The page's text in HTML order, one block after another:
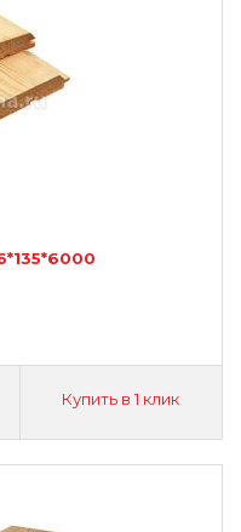
Купить в 1 клик